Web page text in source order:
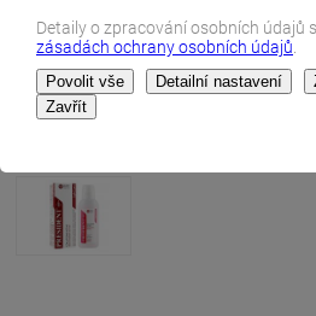
Detaily o zpracování osobních údajů
zásadách ochrany osobních údajů